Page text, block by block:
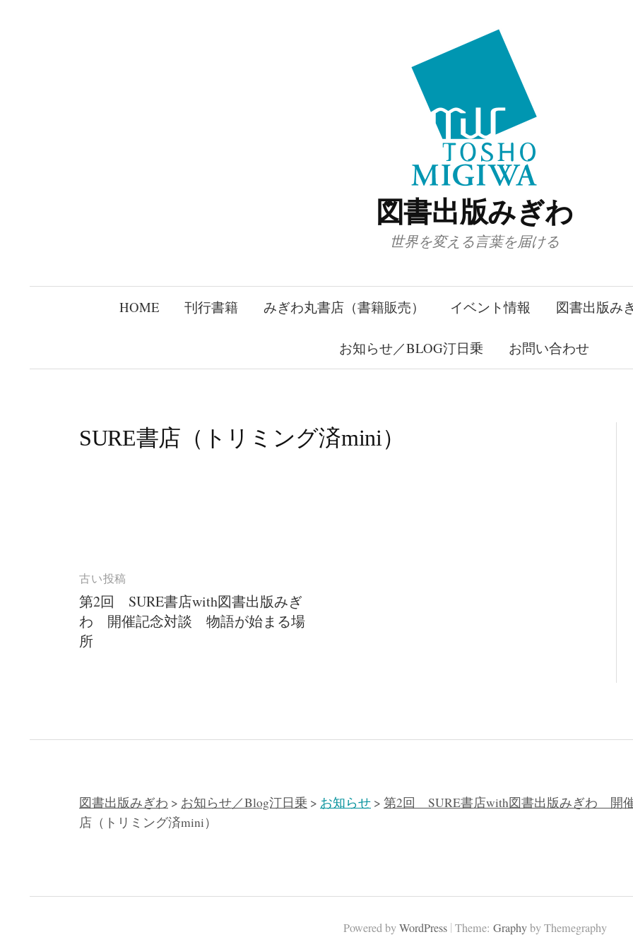
図書出版みぎわ
世界を変える言葉を届ける
HOME 刊行書籍 みぎわ丸書店（書籍販売） イベント情報 図書出版み
お知らせ／BLOG汀日乗 お問い合わせ
SURE書店（トリミング済mini）
投
稿
ナ
ビ
古い投稿
第2回 SURE書店with図書出版みぎ
わ 開催記念対談 物語が始まる場
所
図書出版みぎわ > お知らせ／Blog汀日乗 > お知らせ > 第2回 SURE書店with図書出版みぎわ 開
店（トリミング済mini）
Powered byWordPress | Theme: Graphyby Themegraphy